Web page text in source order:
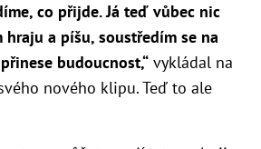
co přijde. Já teď vůbec nic
hraju a píšu, soustředím se na
budoucnost,“ vykládal na
nového klipu. Teď to ale